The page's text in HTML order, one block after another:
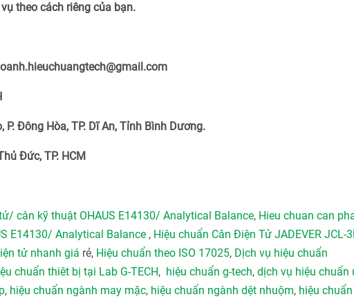
theo cách riêng của bạn.
Đông Hòa, TP. Dĩ An, Tỉnh Bình Dương.
Đức, TP. HCM
cân kỹ thuật OHAUS E14130/ Analytical Balance, Hieu chuan can
E14130/ Analytical Balance , Hiệu chuẩn Cân Điện Tử JADEVER JCL-
tử nhanh giá rẻ, Hiệu chuẩn theo ISO 17025, Dịch vụ hiệu chuẩn
chuẩn thiêt bị tại Lab G-TECH, hiệu chuẩn g-tech, dịch vụ hiệu chuẩn
, hiệu chuẩn ngành may mặc, hiệu chuẩn ngành dệt nhuộm, hiệu chuẩn